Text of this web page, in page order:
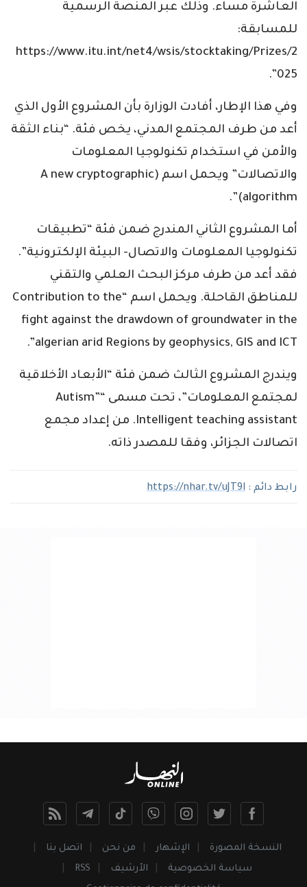
العاشرة مساء. وذلك عبر المنصة الرسمية
للمسابقة:
https://www.itu.int/net4/wsis/stocktaking/Prizes/2
025”.
وفي هذا الإطار، أفادت الوزارة بأن المشروع الأول الذي
أعد من طرف المجتمع المدني، يخص فئة. “بناء الثقة
والأمن في استخدام تكنولوجيا المعلومات
والاتصالات” ويحمل اسم (A new cryptographic
algorithm)”.
أما المشروع الثاني المندرج ضمن فئة “تطبيقات
تكنولوجيا المعلومات والاتصال- البيئة الإلكترونية”.
فقد أعد من طرف مركز البحث العلمي والتقني
للمناطق القاحلة. ويحمل اسم “Contribution to the
fight against the drawdown of groundwater in the
algerian arid Regions by geophysics, GIS and ICT”.
ويندرج المشروع الثالث ضمن فئة “الأبعاد الأخلاقية
لمجتمع المعلومات”، تحت مسمى “”Autism
Intelligent teaching assistant. من إعداد مجمع
اتصالات الجزائر، وفقا للمصدر ذاته.
رابط دائم : https://nhar.tv/uJT9l
النسخة المصورة الإشهار من نحن
اتصل بنا
سياسة الخصوصية
الأرشيف
RSS